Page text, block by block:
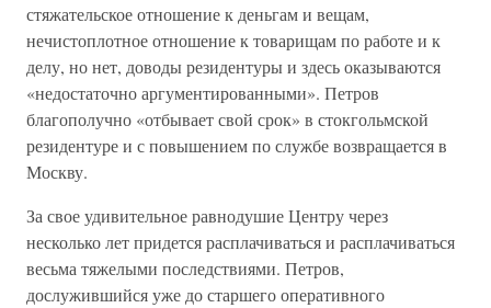
стяжательское отношение к деньгам и вещам,
нечистоплотное отношение к товарищам по работе и к
делу, но нет, доводы резидентуры и здесь оказываются
«недостаточно аргументированными». Петров
благополучно «отбывает свой срок» в стокгольмской
резидентуре и с повышением по службе возвращается в
Москву.
За свое удивительное равнодушие Центру через
несколько лет придется расплачиваться и расплачиваться
весьма тяжелыми последствиями. Петров,
дослужившийся уже до старшего оперативного